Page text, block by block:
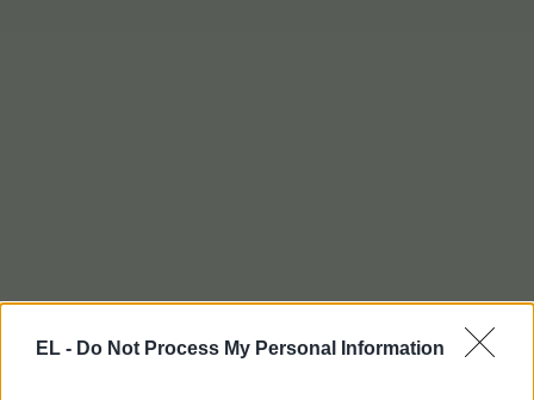
EL - Do Not Process My Personal Information